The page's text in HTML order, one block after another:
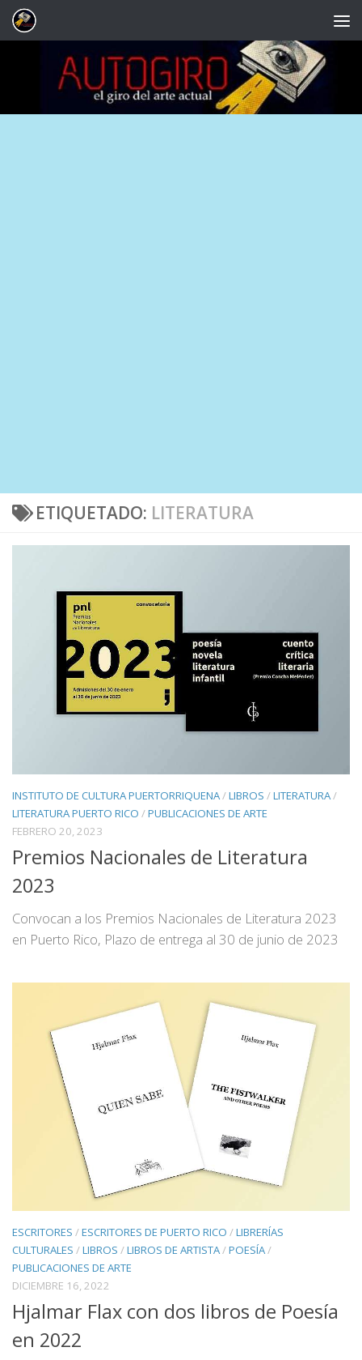
Saltar al contenido
ETIQUETADO: LITERATURA
INSTITUTO DE CULTURA PUERTORRIQUENA/LIBROS /LITERATURA/
LITERATURA PUERTO RICO /PUBLICACIONES DE ARTE
FEBRERO 20, 2023
Premios Nacionales de Literatura
2023
Convocan a los Premios Nacionales de Literatura 2023
en Puerto Rico, Plazo de entrega al 30 de junio de 2023
ESCRITORES /ESCRITORES DE PUERTO RICO /LIBRERÍAS
CULTURALES /LIBROS /LIBROS DE ARTISTA/POESÍA/
PUBLICACIONES DE ARTE
DICIEMBRE 16, 2022
Hjalmar Flax con dos libros de Poesía
en 2022